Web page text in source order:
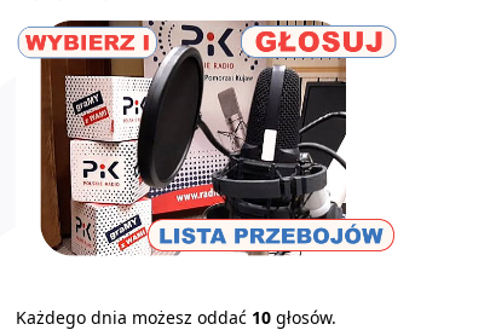
Każdego dnia możesz oddać 10 głosów.